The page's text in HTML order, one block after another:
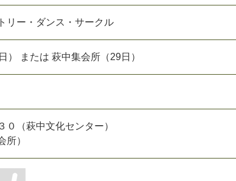
リー・ダンス・サークル
） または 萩中集会所（29日）
（萩中文化センター）
所）